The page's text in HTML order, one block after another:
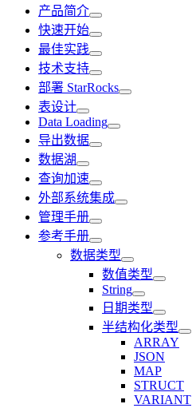
产品简介
快速开始
最佳实践
技术支持
部署 StarRocks
表设计
Data Loading
导出数据
数据湖
查询加速
外部系统集成
管理手册
参考手册
数据类型
数值类型
String
日期类型
半结构化类型
ARRAY
JSON
MAP
STRUCT
VARIANT